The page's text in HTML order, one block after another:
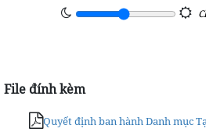
File đính kèm
Quyết định ban hành Danh mục